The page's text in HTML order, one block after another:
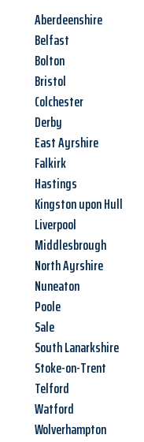
Aberdeenshire
Belfast
Bolton
Bristol
Colchester
Derby
East Ayrshire
Falkirk
Hastings
Kingston upon Hull
Liverpool
Middlesbrough
North Ayrshire
Nuneaton
Poole
Sale
South Lanarkshire
Stoke-on-Trent
Telford
Watford
Wolverhampton